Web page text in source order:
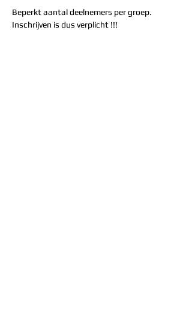
Beperkt aantal deelnemers per groep.
Inschrijven is dus verplicht !!!